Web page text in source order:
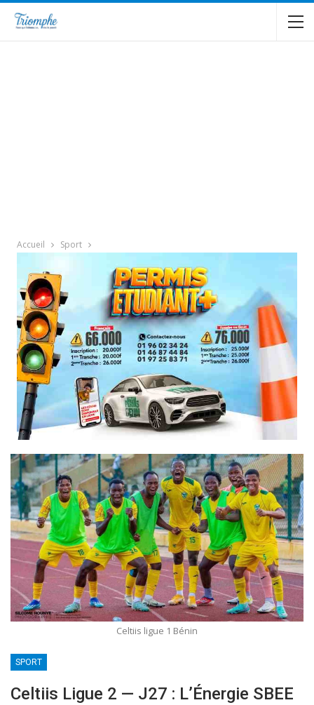
Accueil Sport
Celtiis ligue 1 Bénin
SPORT
Celtiis Ligue 2 — J27 : L’Énergie SBEE